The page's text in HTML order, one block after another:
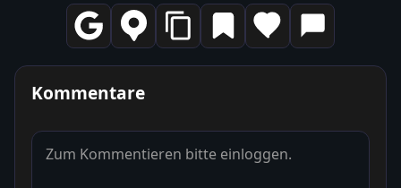
Kommentare